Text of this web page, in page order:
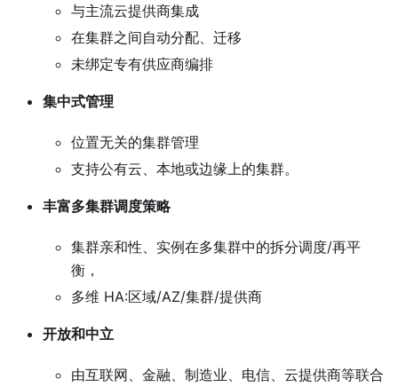
与主流云提供商集成
在集群之间自动分配、迁移
未绑定专有供应商编排
集中式管理
位置无关的集群管理
支持公有云、本地或边缘上的集群。
丰富多集群调度策略
集群亲和性、实例在多集群中的拆分调度/再平
衡，
多维 HA:区域/AZ/集群/提供商
开放和中立
由互联网、金融、制造业、电信、云提供商等联合